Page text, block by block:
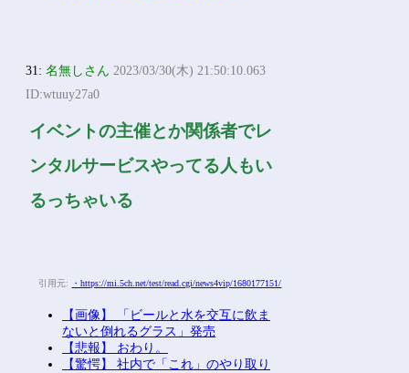
31:名無しさん 2023/03/30(木) 21:50:10.063
ID:wtuuy27a0
イベントの主催とか関係者でレ
ンタルサービスやってる人もい
るっちゃいる
引用元: ・https://mi.5ch.net/test/read.cgi/news4vip/1680177151/
【画像】 「ビールと水を交互に飲ま
ないと倒れるグラス」発売
【悲報】 おわり。
【驚愕】 社内で「これ」のやり取り